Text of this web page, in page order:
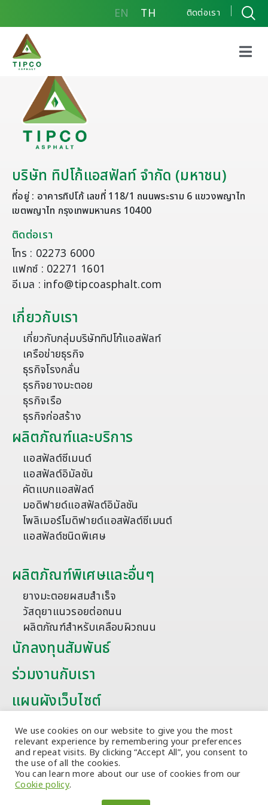
EN TH ติดต่อเรา
บริษัท ทิปโก้แอสฟัลท์ จำกัด (มหาชน)
ที่อยู่ : อาคารทิปโก้ เลขที่ 118/1 ถนนพระราม 6 แขวงพญาไท
เขตพญาไท กรุงเทพมหานคร 10400
ติดต่อเรา
โทร : 02273 6000
แฟกซ์ : 02271 1601
อีเมล : info@tipcoasphalt.com
เกี่ยวกับเรา
เกี่ยวกับกลุ่มบริษัททิปโก้แอสฟัลท์
เครือข่ายธุรกิจ
ธุรกิจโรงกลั่น
ธุรกิจยางมะตอย
ธุรกิจเรือ
ธุรกิจก่อสร้าง
ผลิตภัณฑ์และบริการ
แอสฟัลต์ซีเมนต์
แอสฟัลต์อิมัลชัน
คัตแบกแอสฟัลต์
มอดิฟายด์แอสฟัลต์อิมัลชัน
โพลิเมอร์โมดิฟายด์แอสฟัลต์ซีเมนต์
แอสฟัลต์ชนิดพิเศษ
ผลิตภัณฑ์พิเศษและอื่นๆ
ยางมะตอยผสมสำเร็จ
วัสดุยาแนวรอยต่อถนน
ผลิตภัณฑ์สำหรับเคลือบผิวถนน
นักลงทุนสัมพันธ์
ร่วมงานกับเรา
แผนผังเว็บไซต์
บทความ
We use cookies on our website to give you the most
relevant experience by remembering your preferences
and repeat visits. By clicking “Accept All”, you consent to
the use of all the cookies.
You can learn more about our use of cookies from our
Cookie policy.